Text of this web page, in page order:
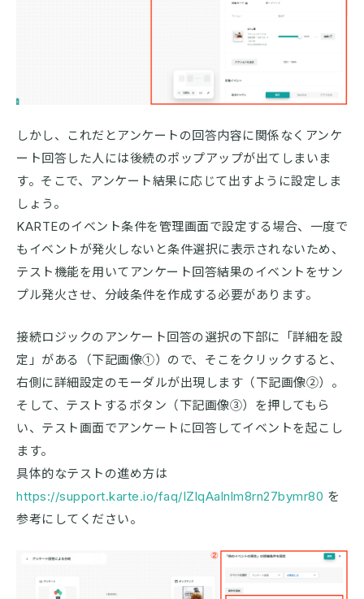
しかし、これだとアンケートの回答内容に関係なくアンケ
ート回答した人には後続のポップアップが出てしまいま
す。そこで、アンケート結果に応じて出すように設定しま
しょう。
KARTEのイベント条件を管理画面で設定する場合、一度で
もイベントが発火しないと条件選択に表示されないため、
テスト機能を用いてアンケート回答結果のイベントをサン
プル発火させ、分岐条件を作成する必要があります。
接続ロジックのアンケート回答の選択の下部に「詳細を設
定」がある（下記画像①）ので、そこをクリックすると、
右側に詳細設定のモーダルが出現します（下記画像②）。
そして、テストするボタン（下記画像③）を押してもら
い、テスト画面でアンケートに回答してイベントを起こし
ます。
具体的なテストの進め方は
https://support.karte.io/faq/IZlqAalnlm8rn27bymr80 を
参考にしてください。